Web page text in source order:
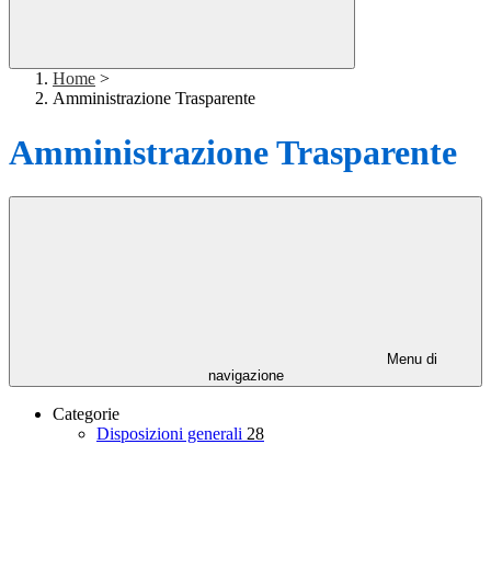
Home >
Amministrazione Trasparente
Amministrazione Trasparente
Menu di
navigazione
Categorie
Disposizioni generali 28